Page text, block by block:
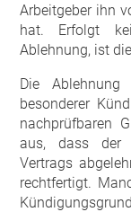
Arbeitgeber ihn
hat. Erfolgt
Ablehnung, ist
Die
besonderer
nachprüfbaren
aus, dass der
Vertrags
rechtfertigt.